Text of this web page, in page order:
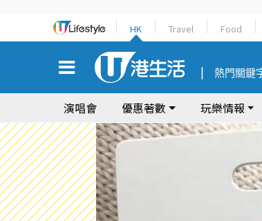
HK Travel Food
熱門關鍵
演唱會 優惠著數 玩樂情報